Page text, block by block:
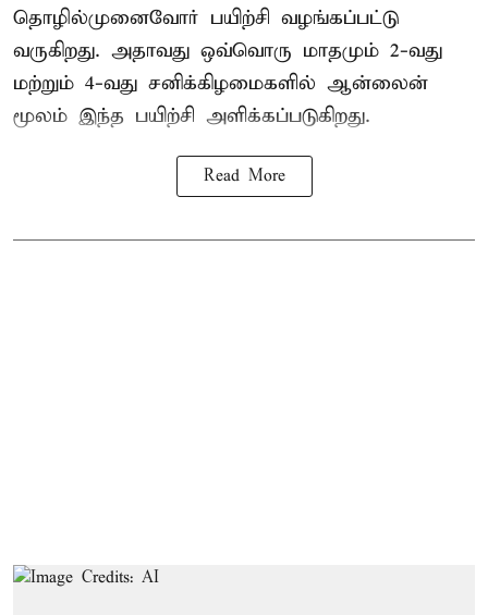
தொழில்முனைவோர் பயிற்சி வழங்கப்பட்டு
வருகிறது. அதாவது ஒவ்வொரு மாதமும் 2-வது
மற்றும் 4-வது சனிக்கிழமைகளில் ஆன்லைன்
மூலம் இந்த பயிற்சி அளிக்கப்படுகிறது.
Read More